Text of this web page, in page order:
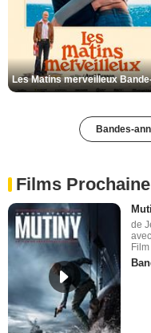
Bandes-
Films
de